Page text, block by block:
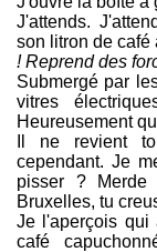
J'attends.
son litron de café
! Reprend des
Submergé par
vitres
Heureusement
Il ne revient
cependant. Je
pisser ?
Bruxelles, tu
Je l'aperçois qui
café